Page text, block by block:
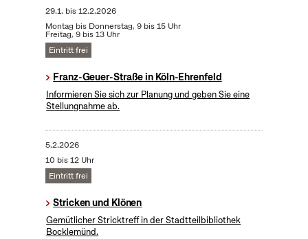
29.1. bis12.2.2026
Montag bis Donnerstag, 9 bis 15 Uhr
Freitag, 9 bis 13 Uhr
Eintritt frei
Franz-Geuer-Straße in Köln-Ehrenfeld
Informieren Sie sich zur Planung und geben Sie eine
Stellungnahme ab.
5.2.2026
10 bis 12 Uhr
Eintritt frei
Stricken und Klönen
Gemütlicher Stricktreff in der Stadtteilbibliothek
Bocklemünd.